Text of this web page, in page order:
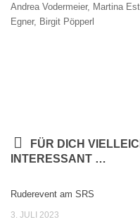
Andrea Vodermeier, Martina
Egner, Birgit Pöpperl
FÜR DICH
INTERESSANT …
Ruderevent am SRS
3. JULI 2023